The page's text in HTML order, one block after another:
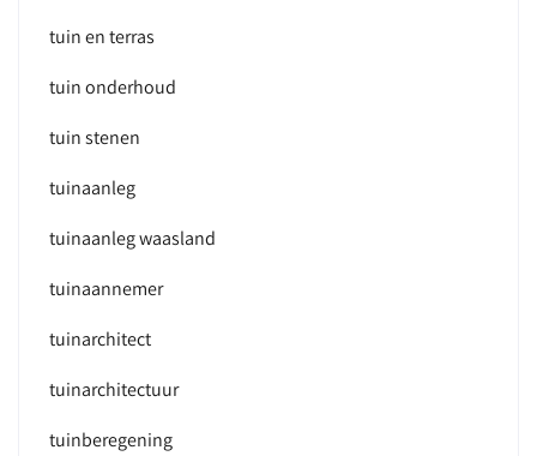
tuin en terras
tuin onderhoud
tuin stenen
tuinaanleg
tuinaanleg waasland
tuinaannemer
tuinarchitect
tuinarchitectuur
tuinberegening